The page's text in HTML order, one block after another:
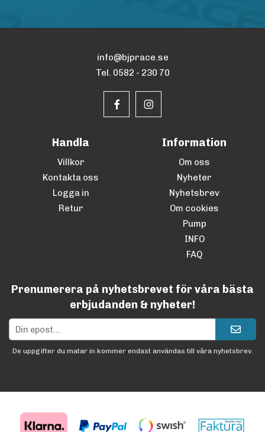
info@bjprace.se
Tel. 0582 - 230 70
Handla
Villkor
Kontakta oss
Logga in
Retur
Information
Om oss
Nyheter
Nyhetsbrev
Om cookies
Pump
INFO
FAQ
Prenumerera på nyhetsbrevet för våra bästa
erbjudanden & nyheter!
De uppgifter du matar in kommer endast användas till våra nyhetsbrev.